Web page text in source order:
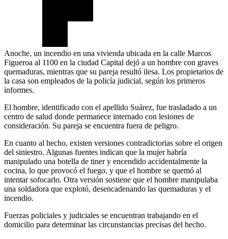
Anoche, un incendio en una vivienda ubicada en la calle Marcos
Figueroa al 1100 en la ciudad Capital dejó a un hombre con graves
quemaduras, mientras que su pareja resultó ilesa. Los propietarios de
la casa son empleados de la policía judicial, según los primeros
informes.
El hombre, identificado con el apellido Suárez, fue trasladado a un
centro de salud donde permanece internado con lesiones de
consideración. Su pareja se encuentra fuera de peligro.
En cuanto al hecho, existen versiones contradictorias sobre el origen
del siniestro. Algunas fuentes indican que la mujer habría
manipulado una botella de tiner y encendido accidentalmente la
cocina, lo que provocó el fuego, y que el hombre se quemó al
intentar sofocarlo. Otra versión sostiene que el hombre manipulaba
una soldadora que explotó, desencadenando las quemaduras y el
incendio.
Fuerzas policiales y judiciales se encuentran trabajando en el
domicilio para determinar las circunstancias precisas del hecho.